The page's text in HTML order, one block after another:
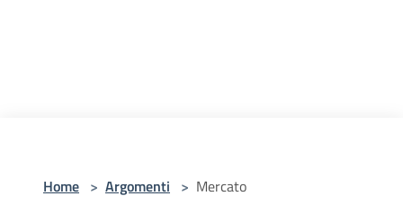
Home > Argomenti > Mercato